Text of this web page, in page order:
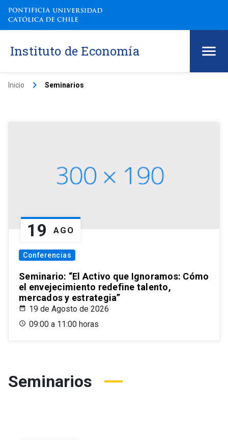
Instituto de Economía
Inicio keyboard_arrow_right Seminarios
19 AGO
Conferencias
Seminario: “El Activo que Ignoramos: Cómo
el envejecimiento redefine talento,
mercados y estrategia”
19 de Agosto de 2026
09:00 a 11:00 horas
Seminarios